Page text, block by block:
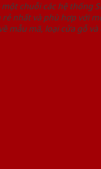
chuỗi các hệ thống
nhất và phù hợp với
mẫu mã, loại cửa gỗ